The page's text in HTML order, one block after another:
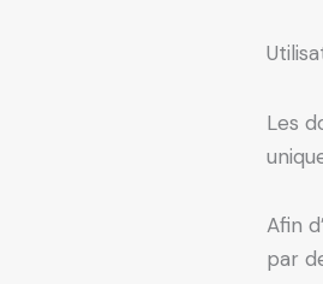
Les
Afin
par